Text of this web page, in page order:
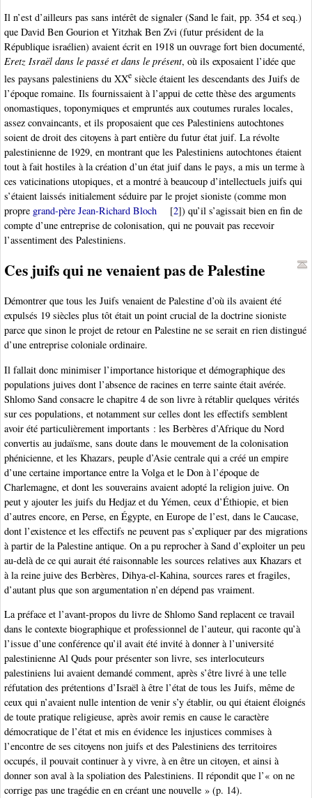
Il n’est d’ailleurs pas sans intérêt de signaler (Sand le fait, pp. 354 et seq.)
que David Ben Gourion et Yitzhak Ben Zvi (futur président de la
République israélien) avaient écrit en 1918 un ouvrage fort bien documenté,
Eretz Israël dans le passé et dans le présent, où ils exposaient l’idée que
les paysans palestiniens du XXe siècle étaient les descendants des Juifs de
l’époque romaine. Ils fournissaient à l’appui de cette thèse des arguments
onomastiques, toponymiques et empruntés aux coutumes rurales locales,
assez convaincants, et ils proposaient que ces Palestiniens autochtones
soient de droit des citoyens à part entière du futur état juif. La révolte
palestinienne de 1929, en montrant que les Palestiniens autochtones étaient
tout à fait hostiles à la création d’un état juif dans le pays, a mis un terme à
ces vaticinations utopiques, et a montré à beaucoup d’intellectuels juifs qui
s’étaient laissés initialement séduire par le projet sioniste (comme mon
propre grand-père Jean-Richard Bloch [2]) qu’il s’agissait bien en fin de
compte d’une entreprise de colonisation, qui ne pouvait pas recevoir
l’assentiment des Palestiniens.
Ces juifs qui ne venaient pas de Palestine
Démontrer que tous les Juifs venaient de Palestine d’où ils avaient été
expulsés 19 siècles plus tôt était un point crucial de la doctrine sioniste
parce que sinon le projet de retour en Palestine ne se serait en rien distingué
d’une entreprise coloniale ordinaire.
Il fallait donc minimiser l’importance historique et démographique des
populations juives dont l’absence de racines en terre sainte était avérée.
Shlomo Sand consacre le chapitre 4 de son livre à rétablir quelques vérités
sur ces populations, et notamment sur celles dont les effectifs semblent
avoir été particulièrement importants : les Berbères d’Afrique du Nord
convertis au judaïsme, sans doute dans le mouvement de la colonisation
phénicienne, et les Khazars, peuple d’Asie centrale qui a créé un empire
d’une certaine importance entre la Volga et le Don à l’époque de
Charlemagne, et dont les souverains avaient adopté la religion juive. On
peut y ajouter les juifs du Hedjaz et du Yémen, ceux d’Éthiopie, et bien
d’autres encore, en Perse, en Égypte, en Europe de l’est, dans le Caucase,
dont l’existence et les effectifs ne peuvent pas s’expliquer par des migrations
à partir de la Palestine antique. On a pu reprocher à Sand d’exploiter un peu
au-delà de ce qui aurait été raisonnable les sources relatives aux Khazars et
à la reine juive des Berbères, Dihya-el-Kahina, sources rares et fragiles,
d’autant plus que son argumentation n’en dépend pas vraiment.
La préface et l’avant-propos du livre de Shlomo Sand replacent ce travail
dans le contexte biographique et professionnel de l’auteur, qui raconte qu’à
l’issue d’une conférence qu’il avait été invité à donner à l’université
palestinienne Al Quds pour présenter son livre, ses interlocuteurs
palestiniens lui avaient demandé comment, après s’être livré à une telle
réfutation des prétentions d’Israël à être l’état de tous les Juifs, même de
ceux qui n’avaient nulle intention de venir s’y établir, ou qui étaient éloignés
de toute pratique religieuse, après avoir remis en cause le caractère
démocratique de l’état et mis en évidence les injustices commises à
l’encontre de ses citoyens non juifs et des Palestiniens des territoires
occupés, il pouvait continuer à y vivre, à en être un citoyen, et ainsi à
donner son aval à la spoliation des Palestiniens. Il répondit que l’« on ne
corrige pas une tragédie en en créant une nouvelle » (p. 14).